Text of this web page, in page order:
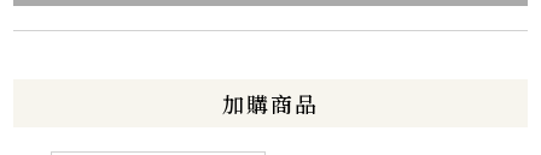
加購商品